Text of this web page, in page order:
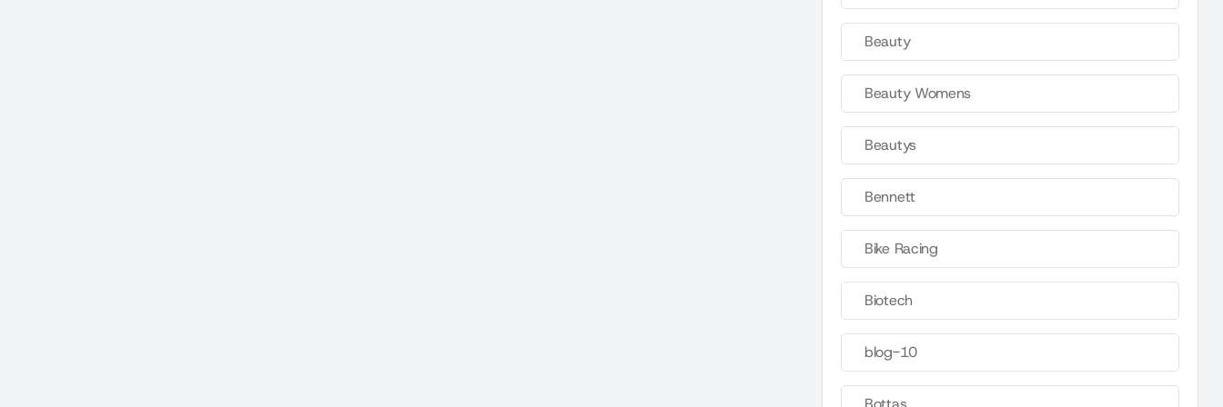
Beauty
Beauty Womens
Beautys
Bennett
Bike Racing
Biotech
blog-10